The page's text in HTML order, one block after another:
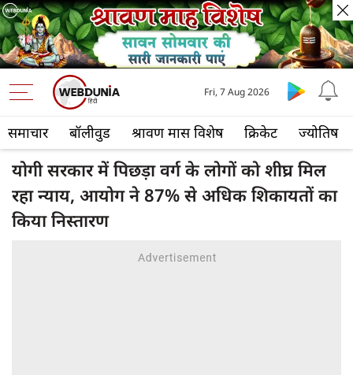
समाचार बॉलीवुड श्रावण मास विशेष क्रिकेट ज्योतिष
Fri, 7 Aug 2026
योगी सरकार में पिछड़ा वर्ग के लोगों को शीघ्र मिल
रहा न्याय, आयोग ने 87% से अधिक शिकायतों का
किया निस्तारण